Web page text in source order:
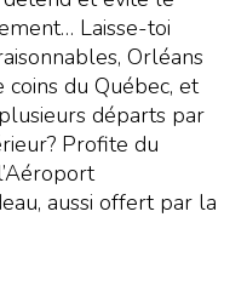
Laisse-toi
Orléans
du Québec, et
départs par
Profite du
aussi offert par la